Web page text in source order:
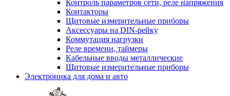
Контроль параметров сети, реле напряжения
Контакторы
Щитовые измерительные приборы
Аксессуары на DIN-рейку
Коммутация нагрузки
Реле времени, таймеры
Кабельные вводы металлические
Щитовые измерительные приборы
Электроника для дома и авто